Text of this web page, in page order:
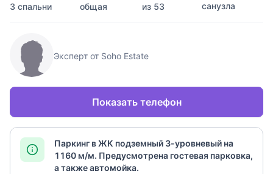
3 спальни
общая
из 53
санузла
Эксперт от Soho Estate
Показать телефон
Паркинг в ЖК подземный 3-уровневый на
1160 м/м. Предусмотрена гостевая парковка,
а также автомойка.